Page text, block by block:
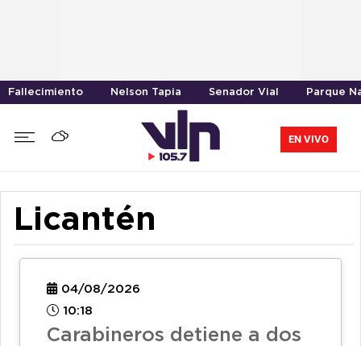
Fallecimiento Nelson Tapia Senador Vial Parque
EN VIVO
Licantén
04/08/2026
10:18
Carabineros detiene a dos